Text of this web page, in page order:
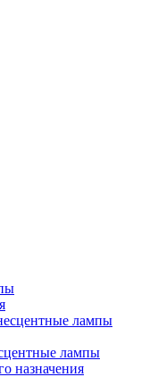
лампы
лампы
назначения